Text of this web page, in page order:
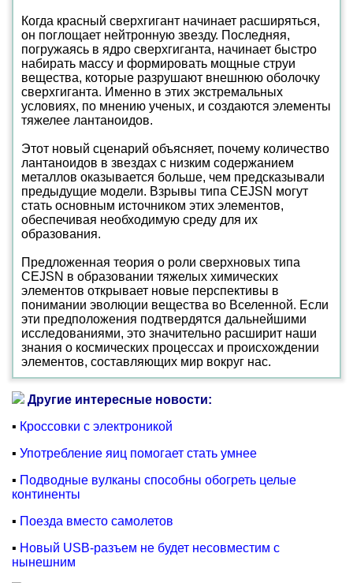
Когда красный сверхгигант начинает расширяться,
он поглощает нейтронную звезду. Последняя,
погружаясь в ядро сверхгиганта, начинает быстро
набирать массу и формировать мощные струи
вещества, которые разрушают внешнюю оболочку
сверхгиганта. Именно в этих экстремальных
условиях, по мнению ученых, и создаются элементы
тяжелее лантаноидов.
Этот новый сценарий объясняет, почему количество
лантаноидов в звездах с низким содержанием
металлов оказывается больше, чем предсказывали
предыдущие модели. Взрывы типа CEJSN могут
стать основным источником этих элементов,
обеспечивая необходимую среду для их
образования.
Предложенная теория о роли сверхновых типа
CEJSN в образовании тяжелых химических
элементов открывает новые перспективы в
понимании эволюции вещества во Вселенной. Если
эти предположения подтвердятся дальнейшими
исследованиями, это значительно расширит наши
знания о космических процессах и происхождении
элементов, составляющих мир вокруг нас.
Другие интересные новости:
▪ Кроссовки с электроникой
▪ Употребление яиц помогает стать умнее
▪ Подводные вулканы способны обогреть целые
континенты
▪ Поезда вместо самолетов
▪ Новый USB-разъем не будет несовместим с
нынешним